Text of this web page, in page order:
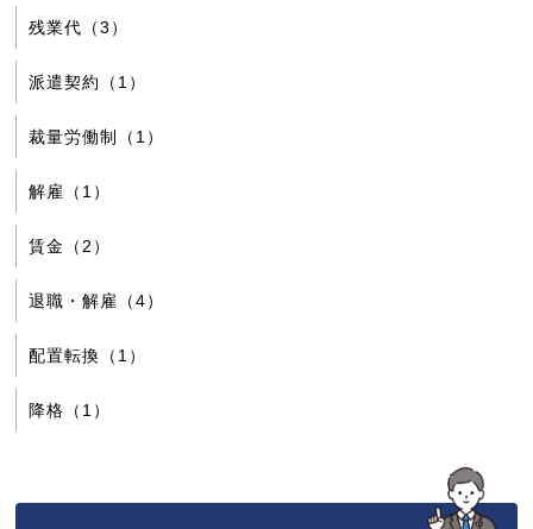
残業代（3）
派遣契約（1）
裁量労働制（1）
解雇（1）
賃金（2）
退職・解雇（4）
配置転換（1）
降格（1）